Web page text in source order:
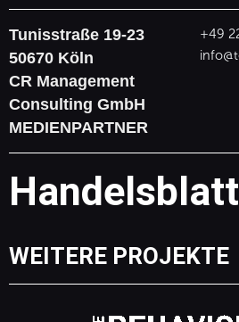
Tunisstraße 19-23
50670 Köln
CR Management
Consulting GmbH
+49
MEDIENPARTNER
Handelsblatt
WEITERE PROJEKTE